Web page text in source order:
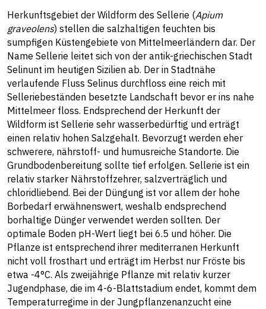
Herkunftsgebiet der Wildform des Sellerie (Apium
graveolens) stellen die salzhaltigen feuchten bis
sumpfigen Küstengebiete von Mittelmeerländern dar. Der
Name Sellerie leitet sich von der antik-griechischen Stadt
Selinunt im heutigen Sizilien ab. Der in Stadtnähe
verlaufende Fluss Selinus durchfloss eine reich mit
Selleriebeständen besetzte Landschaft bevor er ins nahe
Mittelmeer floss. Endsprechend der Herkunft der
Wildform ist Sellerie sehr wasserbedürftig und erträgt
einen relativ hohen Salzgehalt. Bevorzugt werden eher
schwerere, nährstoff- und humusreiche Standorte. Die
Grundbodenbereitung sollte tief erfolgen. Sellerie ist ein
relativ starker Nährstoffzehrer, salzverträglich und
chloridliebend. Bei der Düngung ist vor allem der hohe
Borbedarf erwähnenswert, weshalb endsprechend
borhaltige Dünger verwendet werden sollten. Der
optimale Boden pH-Wert liegt bei 6.5 und höher. Die
Pflanze ist entsprechend ihrer mediterranen Herkunft
nicht voll frosthart und erträgt im Herbst nur Fröste bis
etwa -4°C. Als zweijährige Pflanze mit relativ kurzer
Jugendphase, die im 4-6-Blattstadium endet, kommt dem
Temperaturregime in der Jungpflanzenanzucht eine